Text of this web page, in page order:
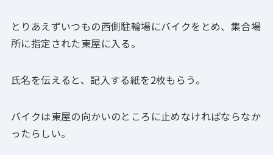
とりあえずいつもの西側駐輪場にバイクをとめ、集合場
所に指定された東屋に入る。
氏名を伝えると、記入する紙を2枚もらう。
バイクは東屋の向かいのところに止めなければならなか
ったらしい。